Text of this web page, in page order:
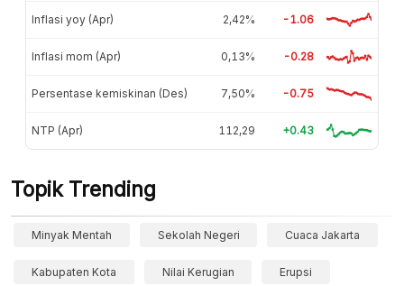
Inflasi yoy (Apr) 2,42% -1.06
Inflasi mom (Apr) 0,13% -0.28
Persentase kemiskinan (Des) 7,50% -0.75
NTP (Apr) 112,29 +0.43
Topik Trending
Minyak Mentah Sekolah Negeri Cuaca Jakarta
Kabupaten Kota Nilai Kerugian Erupsi